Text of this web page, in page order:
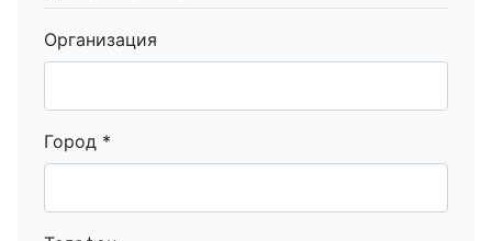
Организация
Город *